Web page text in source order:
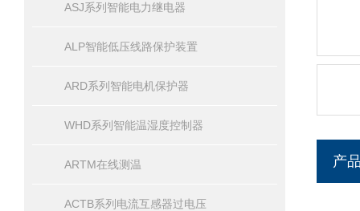
ASJ系列智能电力继电器
ALP智能低压线路保护装置
ARD系列智能电机保护器
WHD系列智能温湿度控制器
ARTM在线测温
ACTB系列电流互感器过电压
产